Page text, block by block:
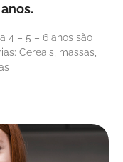
4 – 5 – 6 anos são
Cereais, massas,